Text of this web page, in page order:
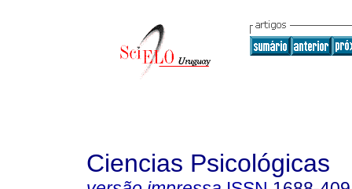
Ciencias Psicológicas